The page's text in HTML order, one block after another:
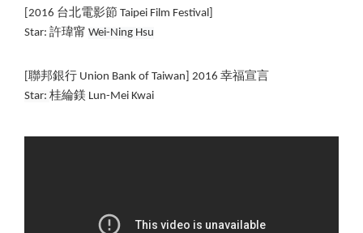
[2016 台北電影節 Taipei Film Festival]
Star: 許瑋甯 Wei-Ning Hsu
[聯邦銀行 Union Bank of Taiwan] 2016 幸福宣言
Star: 桂綸鎂 Lun-Mei Kwai